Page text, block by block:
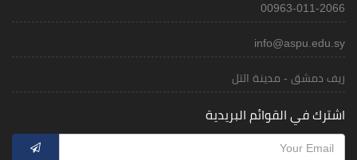
00963-011-2066
info@aspu.edu.sy
ريف دمشق - مدينة التل
اشترك في القوائم البريدية